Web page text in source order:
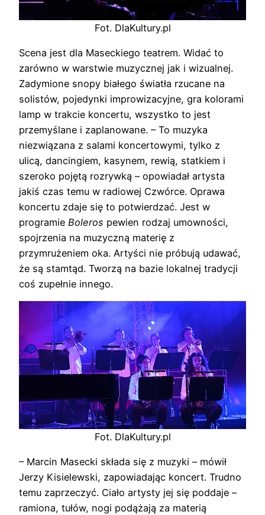
Fot. DlaKultury.pl
Scena jest dla Maseckiego teatrem. Widać to
zarówno w warstwie muzycznej jak i wizualnej.
Zadymione snopy białego światła rzucane na
solistów, pojedynki improwizacyjne, gra kolorami
lamp w trakcie koncertu, wszystko to jest
przemyślane i zaplanowane. – To muzyka
niezwiązana z salami koncertowymi, tylko z
ulicą, dancingiem, kasynem, rewią, statkiem i
szeroko pojętą rozrywką – opowiadał artysta
jakiś czas temu w radiowej Czwórce. Oprawa
koncertu zdaje się to potwierdzać. Jest w
programie Boleros pewien rodzaj umowności,
spojrzenia na muzyczną materię z
przymrużeniem oka. Artyści nie próbują udawać,
że są stamtąd. Tworzą na bazie lokalnej tradycji
coś zupełnie innego.
Fot. DlaKultury.pl
– Marcin Masecki składa się z muzyki – mówił
Jerzy Kisielewski, zapowiadając koncert. Trudno
temu zaprzeczyć. Ciało artysty jej się poddaje –
ramiona, tułów, nogi podążają za materią